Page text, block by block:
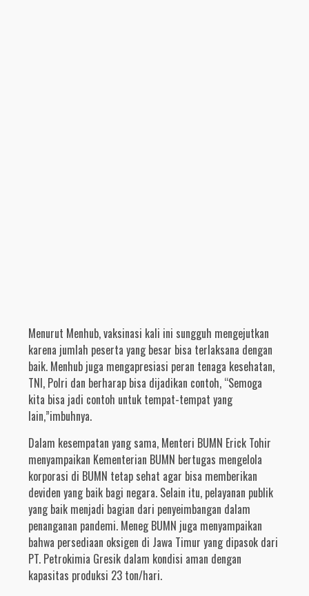
Menurut Menhub, vaksinasi kali ini sungguh mengejutkan
karena jumlah peserta yang besar bisa terlaksana dengan
baik. Menhub juga mengapresiasi peran tenaga kesehatan,
TNI, Polri dan berharap bisa dijadikan contoh, “Semoga
kita bisa jadi contoh untuk tempat-tempat yang
lain,”imbuhnya.
Dalam kesempatan yang sama, Menteri BUMN Erick Tohir
menyampaikan Kementerian BUMN bertugas mengelola
korporasi di BUMN tetap sehat agar bisa memberikan
deviden yang baik bagi negara. Selain itu, pelayanan publik
yang baik menjadi bagian dari penyeimbangan dalam
penanganan pandemi. Meneg BUMN juga menyampaikan
bahwa persediaan oksigen di Jawa Timur yang dipasok dari
PT. Petrokimia Gresik dalam kondisi aman dengan
kapasitas produksi 23 ton/hari.